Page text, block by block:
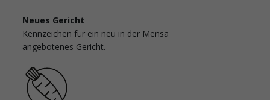
Neues Gericht
Kennzeichen für ein neu in der Mensa
angebotenes Gericht.